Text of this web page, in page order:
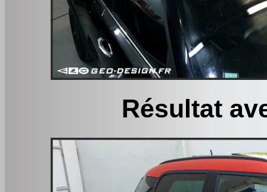
Résultat